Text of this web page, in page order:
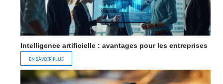
Intelligence artificielle : avantages pour les entreprises
EN SAVOIR PLUS